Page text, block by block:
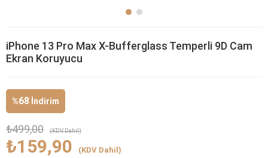
iPhone 13 Pro Max X-Bufferglass Temperli 9D Cam
Ekran Koruyucu
%68 İndirim
₺499,00 (KDV Dahil)
₺159,90 (KDV Dahil)